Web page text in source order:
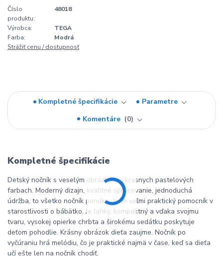
Číslo
produktu:
48018
Výrobca:
TEGA
Farba:
Modrá
Strážiť cenu / dostupnosť
Kompletné špecifikácie
Parametre
Komentáre
0
Kompletné špecifikácie
Detský nočník s veselým obrázkom v krásnych pastelových
farbach. Moderný dizajn, kvalitné spracovanie, jednoduchá
údržba, to všetko nočník ponúka. Je to veľmi praktický pomocník v
starostlivosti o bábätko. Je ľahký, kompaktný a vďaka svojmu
tvaru, vysokej opierke chrbta a širokému sedátku poskytuje
deťom pohodlie. Krásny obrázok dieťa zaujme. Nočník po
vyčúraniu hrá melódiu, čo je praktické najmä v čase, keď sa dieťa
učí ešte len na nočník chodiť.